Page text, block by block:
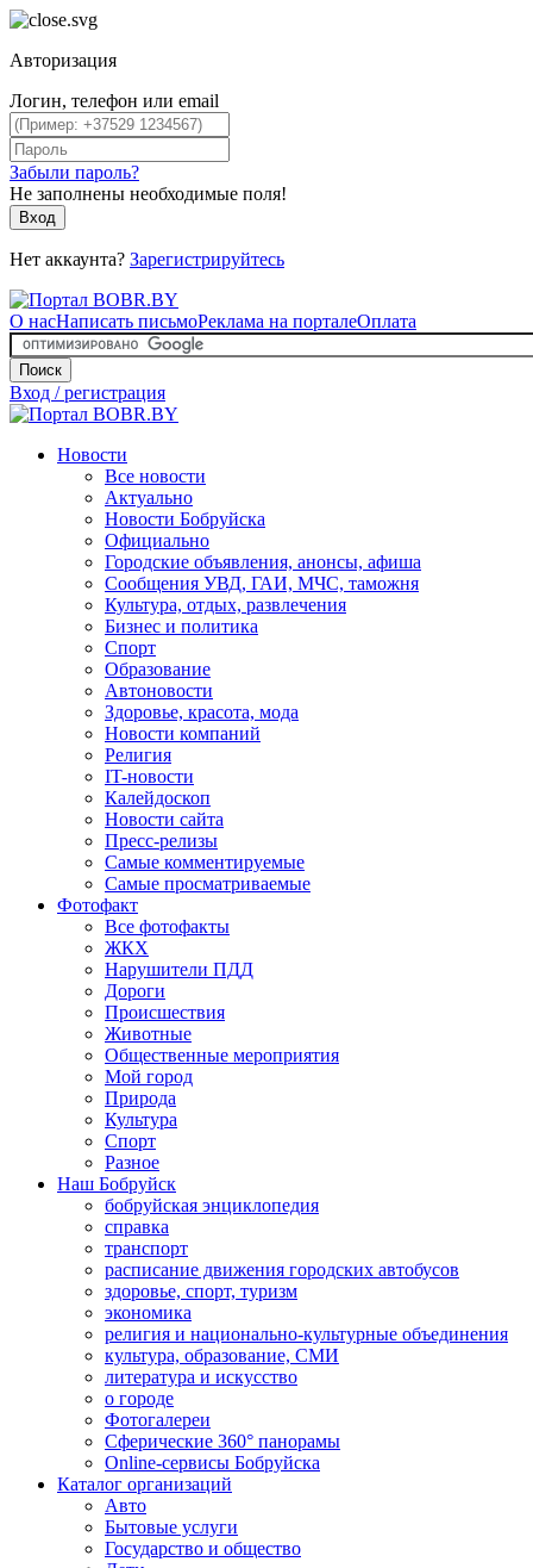
Авторизация
Логин, телефон или email
Забыли пароль?
Не заполнены необходимые поля!
Вход
Нет аккаунта? Зарегистрируйтесь
О насНаписать письмоРеклама на порталеОплата
Поиск
Вход / регистрация
Новости
Все новости
Актуально
Новости Бобруйска
Официально
Городские объявления, анонсы, афиша
Сообщения УВД, ГАИ, МЧС, таможня
Культура, отдых, развлечения
Бизнес и политика
Спорт
Образование
Автоновости
Здоровье, красота, мода
Новости компаний
Религия
IT-новости
Калейдоскоп
Новости сайта
Пресс-релизы
Самые комментируемые
Самые просматриваемые
Фотофакт
Все фотофакты
ЖКХ
Нарушители ПДД
Дороги
Происшествия
Животные
Общественные мероприятия
Мой город
Природа
Культура
Спорт
Разное
Наш Бобруйск
бобруйская энциклопедия
справка
транспорт
расписание движения городских автобусов
здоровье, спорт, туризм
экономика
религия и национально-культурные объединения
культура, образование, СМИ
литература и искусство
о городе
Фотогалереи
Сферические 360° панорамы
Online-сервисы Бобруйска
Каталог организаций
Авто
Бытовые услуги
Государство и общество